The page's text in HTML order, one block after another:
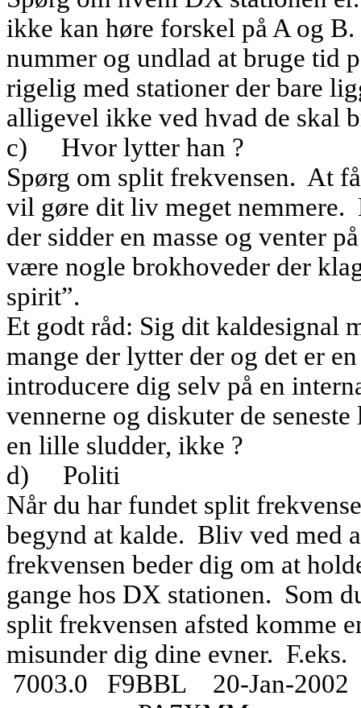
ikke kan høre forskel på A og B.
nummer og undlad at bruge tid
rigelig med stationer der bare
alligevel ikke ved hvad de skal
c)
Hvor lytter han ?
Spørg om split frekvensen. At
vil gøre dit liv meget nemmere.
der sidder en masse og venter
være nogle brokhoveder der
spirit”.
Et godt råd: Sig dit kaldesignal
mange der lytter der og det er
introducere dig selv på en
vennerne og diskuter de
en lille sludder, ikke ?
d)
Politi
Når du har fundet split
begynd at kalde. Bliv ved med
frekvensen beder dig om at
gange hos DX stationen. Som
split frekvensen afsted komme
misunder dig dine evner. F.eks.
7003.0
F9BBL
20-Jan-2002